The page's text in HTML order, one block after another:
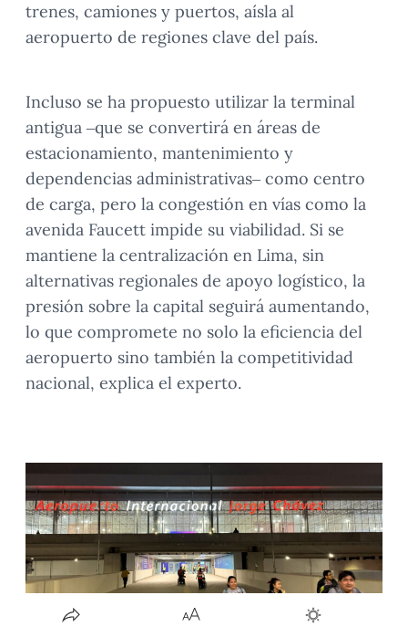
trenes, camiones y puertos, aísla al
aeropuerto de regiones clave del país.
Incluso se ha propuesto utilizar la terminal
antigua –que se convertirá en áreas de
estacionamiento, mantenimiento y
dependencias administrativas– como centro
de carga, pero la congestión en vías como la
avenida Faucett impide su viabilidad. Si se
mantiene la centralización en Lima, sin
alternativas regionales de apoyo logístico, la
presión sobre la capital seguirá aumentando,
lo que compromete no solo la eficiencia del
aeropuerto sino también la competitividad
nacional, explica el experto.